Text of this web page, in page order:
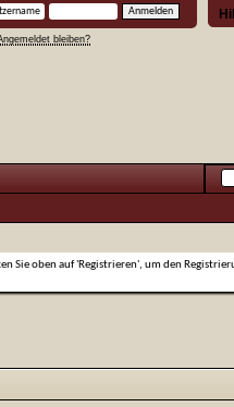
bleiben?
Sie oben auf 'Registrieren', um den